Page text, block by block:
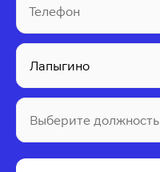
Телефон
Выберите должность